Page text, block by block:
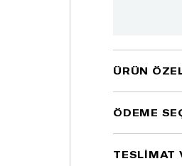
ÜRÜN
ÖDEME
TESLİMAT